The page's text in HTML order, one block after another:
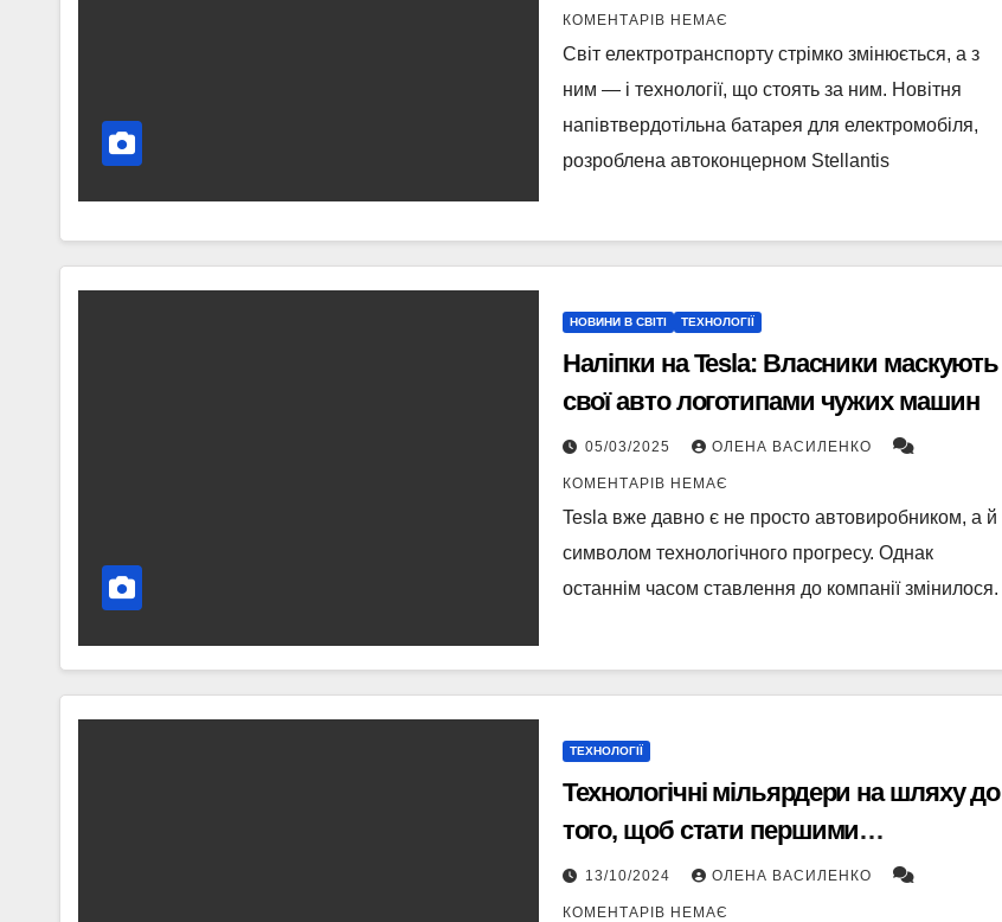
КОМЕНТАРІВ НЕМАЄ
Світ електротранспорту стрімко змінюється, а з
ним — і технології, що стоять за ним. Новітня
напівтвердотільна батарея для електромобіля,
розроблена автоконцерном Stellantis
НОВИНИ В СВІТІ ТЕХНОЛОГІЇ
Наліпки на Tesla: Власники маскують
свої авто логотипами чужих машин
05/03/2025 ОЛЕНА ВАСИЛЕНКО
КОМЕНТАРІВ НЕМАЄ
Tesla вже давно є не просто автовиробником, а й
символом технологічного прогресу. Однак
останнім часом ставлення до компанії змінилося.
ТЕХНОЛОГІЇ
Технологічні мільярдери на шляху до
того, щоб стати першими
трильйонерами у світі. Хто туди
потрапить першим?
13/10/2024 ОЛЕНА ВАСИЛЕНКО
КОМЕНТАРІВ НЕМАЄ